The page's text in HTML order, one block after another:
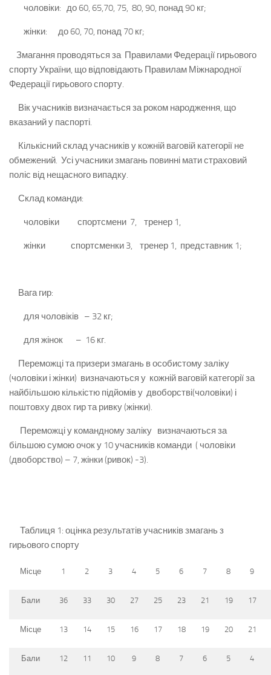
чоловіки: до 60, 65,70, 75, 80, 90, понад 90 кг;
жінки: до 60, 70, понад 70 кг;
Змагання проводяться за Правилами Федерації гирьового
спорту України, що відповідають Правилам Міжнародної
Федерації гирьового спорту.
Вік учасників визначається за роком народження, що
вказаний у паспорті.
Кількісний склад учасників у кожній ваговій категорії не
обмежений. Усі учасники змагань повинні мати страховий
поліс від нещасного випадку.
Склад команди:
чоловіки спортсмени 7, тренер 1,
жінки спортсменки 3, тренер 1, представник 1;
Вага гир:
для чоловіків – 32 кг;
для жінок – 16 кг.
Переможці та призери змагань в особистому заліку
(чоловіки і жінки) визначаються у кожній ваговій категорії за
найбільшою кількістю підйомів у двоборстві(чоловіки) і
поштовху двох гир та ривку (жінки).
Переможці у командному заліку визначаються за
більшою сумою очок у 10 учасників команди ( чоловіки
(двоборство) – 7, жінки (ривок) -3).
Таблиця 1: оцінка результатів учасників змагань з
гирьового спорту
Місце 1 2 3 4 5 6 7 8 9
Бали 36 33 30 27 25 23 21 19 17
Місце 13 14 15 16 17 18 19 20 21
Бали 12 11 10 9 8 7 6 5 4